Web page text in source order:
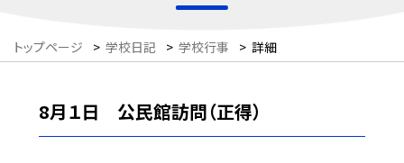
トップページ > 学校日記 > 学校行事 > 詳細
8月１日 公民館訪問（正得）